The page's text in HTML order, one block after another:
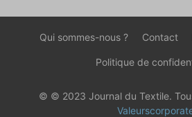
Qui sommes-nous ? Contact
Politique de
© © 2023 Journal du Textile.